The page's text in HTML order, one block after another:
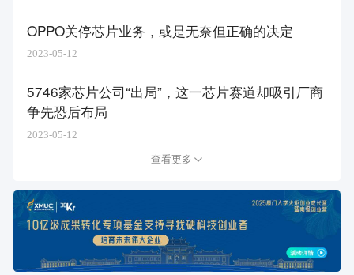
OPPO关停芯片业务，或是无奈但正确的决定
2023-05-12
5746家芯片公司“出局”，这一芯片赛道却吸引厂商
争先恐后布局
2023-05-12
查看更多